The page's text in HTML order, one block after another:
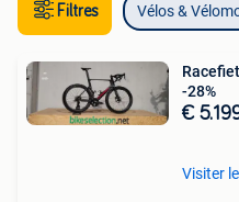
Filtres Vélos &
-28%
€
Visiter